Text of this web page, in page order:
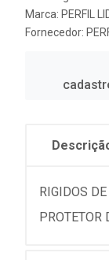
Marca: PERFIL
Fornecedor:
RIGIDOS
PROTETOR